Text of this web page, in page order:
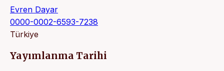
Evren Dayar
0000-0002-6593-7238
Türkiye
Yayımlanma Tarihi